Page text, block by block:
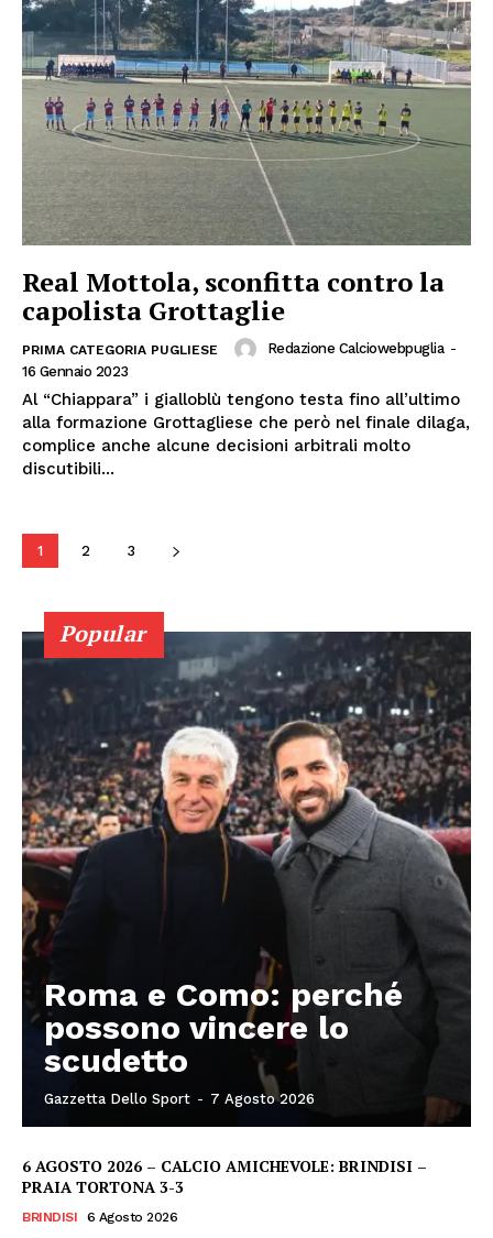
Real Mottola, sconfitta contro la
capolista Grottaglie
PRIMA CATEGORIA PUGLIESE Redazione Calciowebpuglia -
16 Gennaio 2023
Al “Chiappara” i gialloblù tengono testa fino all’ultimo
alla formazione Grottagliese che però nel finale dilaga,
complice anche alcune decisioni arbitrali molto
discutibili...
1 2 3
Popular
Roma e Como: perché
possono vincere lo
scudetto
Gazzetta Dello Sport - 7 Agosto 2026
6 AGOSTO 2026 – CALCIO AMICHEVOLE: BRINDISI –
PRAIA TORTONA 3-3
BRINDISI 6 Agosto 2026